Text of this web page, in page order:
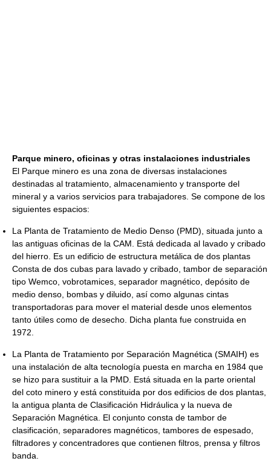
Parque minero, oficinas y otras instalaciones industriales
El Parque minero es una zona de diversas instalaciones
destinadas al tratamiento, almacenamiento y transporte del
mineral y a varios servicios para trabajadores. Se compone de los
siguientes espacios:
La Planta de Tratamiento de Medio Denso (PMD), situada junto a
las antiguas oficinas de la CAM. Está dedicada al lavado y cribado
del hierro. Es un edificio de estructura metálica de dos plantas
Consta de dos cubas para lavado y cribado, tambor de separación
tipo Wemco, vobrotamices, separador magnético, depósito de
medio denso, bombas y diluido, así como algunas cintas
transportadoras para mover el material desde unos elementos
tanto útiles como de desecho. Dicha planta fue construida en
1972.
La Planta de Tratamiento por Separación Magnética (SMAIH) es
una instalación de alta tecnología puesta en marcha en 1984 que
se hizo para sustituir a la PMD. Está situada en la parte oriental
del coto minero y está constituida por dos edificios de dos plantas,
la antigua planta de Clasificación Hidráulica y la nueva de
Separación Magnética. El conjunto consta de tambor de
clasificación, separadores magnéticos, tambores de espesado,
filtradores y concentradores que contienen filtros, prensa y filtros
banda.